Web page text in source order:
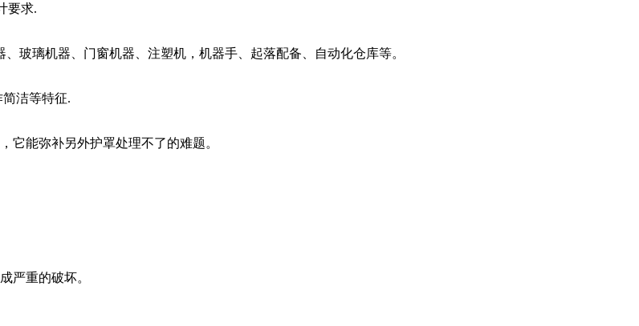
要求.
玻璃机器、门窗机器、注塑机，机器手、起落配备、自动化仓库等。
洁等特征.
它能弥补另外护罩处理不了的难题。
严重的破坏。